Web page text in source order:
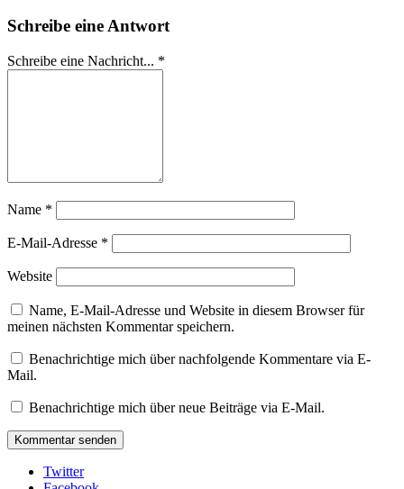
Schreibe eine Antwort
Schreibe eine Nachricht... *
Name *
E-Mail-Adresse *
Website
Name, E-Mail-Adresse und Website in diesem Browser für
meinen nächsten Kommentar speichern.
Benachrichtige mich über nachfolgende Kommentare via E-
Mail.
Benachrichtige mich über neue Beiträge via E-Mail.
Twitter